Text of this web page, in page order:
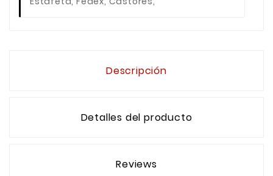
Descripción
Detalles del producto
Reviews